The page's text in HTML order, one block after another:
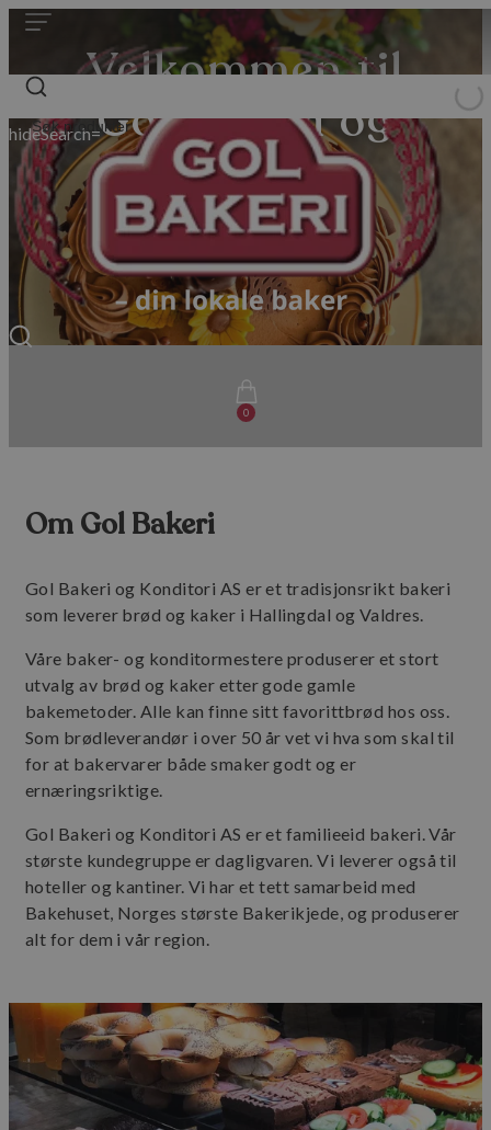
0
hideSearch=
Velkommen til
Gol Bakeri og
Konditori
Bestill her
Om Gol Bakeri
Gol Bakeri og Konditori AS er et tradisjonsrikt bakeri
som leverer brød og kaker i Hallingdal og Valdres.
Våre baker- og konditormestere produserer et stort
utvalg av brød og kaker etter gode gamle
bakemetoder. Alle kan finne sitt favorittbrød hos oss.
Som brødleverandør i over 50 år vet vi hva som skal til
for at bakervarer både smaker godt og er
ernæringsriktige.
Gol Bakeri og Konditori AS er et familieeid bakeri. Vår
største kundegruppe er dagligvaren. Vi leverer også til
hoteller og kantiner. Vi har et tett samarbeid med
Bakehuset, Norges største Bakerikjede, og produserer
alt for dem i vår region.